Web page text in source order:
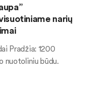
narių
Pradžia: 1200
nuotoliniu būdu.